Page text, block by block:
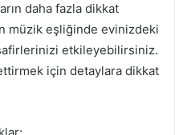
daha fazla dikkat
müzik eşliğinde evinizdeki
etkileyebilirsiniz.
için detaylara dikkat